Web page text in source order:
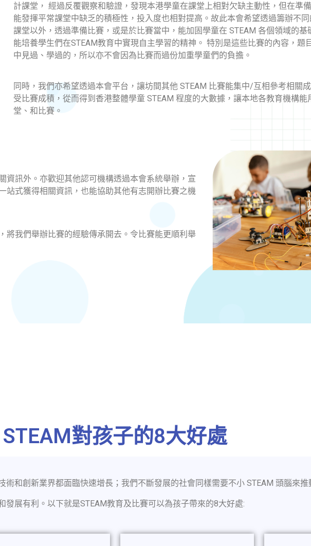
計課堂， 經過反覆觀察和驗證，發現本港學童在課堂上相對欠缺主動性，但在準
能發揮平常課堂中缺乏的積極性，投入度也相對提高。故此本會希望透過籌辦不
課堂以外，透過準備比賽，或是於比賽當中，能加固學童在 STEAM 各個領域的
能培養學生們在STEAM教育中實現自主學習的精神。 特別是這些比賽的內容，題
中見過、學過的，所以亦不會因為比賽而過份加重學童們的負擔。
同時，我們亦希望透過本會平台，讓坊間其他 STEAM 比賽能集中/互相參考相關
受比賽成積，從而得到香港整體學童 STEAM 程度的大數據，讓本地各教育機構
堂、和比賽。
資訊外。亦歡迎其他認可機構透過本會系統舉辦，宣
站式獲得相關資訊，也能協助其他有志開辦比賽之機
將我們舉辦比賽的經驗傳承開去。令比賽能更順利舉
STEAM對孩子的8大好處
術和創新業界都面臨快速增長；我們不斷發展的社會同樣需要不小 STEAM 頭腦來推
發展有利。以下就是STEAM教育及比賽可以為孩子帶來的8大好處: